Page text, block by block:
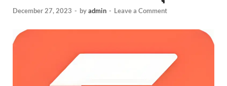
December 27, 2023 - byadmin - Leave a Comment